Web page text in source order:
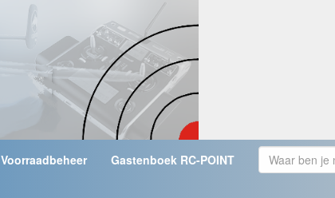
Voorraadbeheer Gastenboek RC-POINT